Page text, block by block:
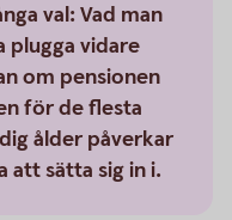
val: Vad man
plugga vidare
om pensionen
för de flesta
ålder påverkar
att sätta sig in i.